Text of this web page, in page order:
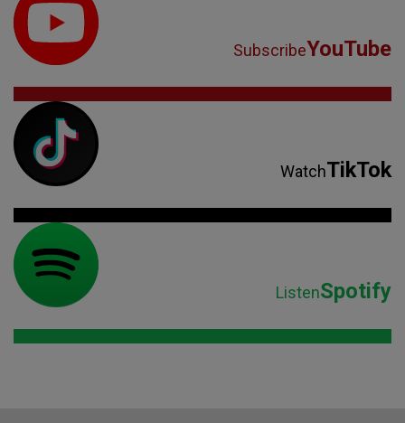
SubscribeYouTube
WatchTikTok
ListenSpotify